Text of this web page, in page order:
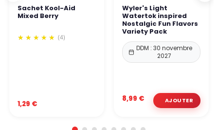
Sachet Kool-Aid
Mixed Berry
(4)
1,29 €
Wyler's Light
Watertok inspired
Nostalgic Fun Flavors
Variety Pack
DDM : 30 novembre
2027
8,99 €